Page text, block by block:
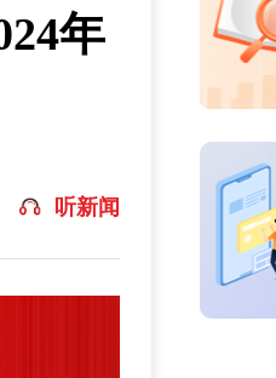
年
听新闻